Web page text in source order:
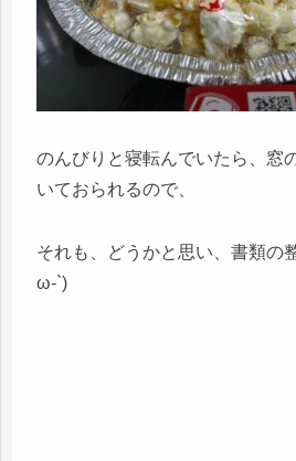
のんびりと寝転んでいたら、窓
いておられるので、
それも、どうかと思い、書類の
ω-`)